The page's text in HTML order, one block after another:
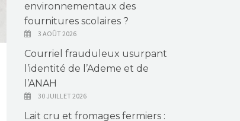
environnementaux des
fournitures scolaires ?
3 AOÛT 2026
Courriel frauduleux usurpant
l’identité de l’Ademe et de
l’ANAH
30 JUILLET 2026
Lait cru et fromages fermiers :